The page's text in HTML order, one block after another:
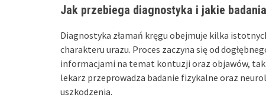
Jak przebiega diagnostyka i jakie
Diagnostyka złamań kręgu obejmuje kilka
charakteru urazu. Proces zaczyna się od
informacjami na temat kontuzji oraz objawów,
lekarz przeprowadza badanie fizykalne oraz
uszkodzenia.